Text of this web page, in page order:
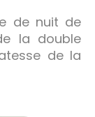
de nuit de
la double
de la